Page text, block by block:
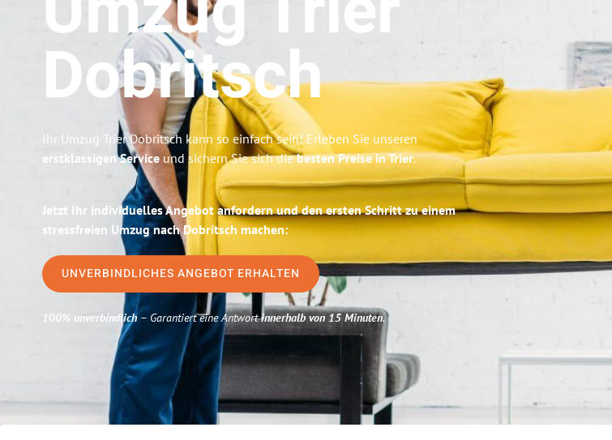
Dobritsch
Ihr Umzug Trier Dobritsch kann so einfach sein! Erleben Sie unseren
erstklassigen Service und sichern Sie sich diebesten Preise in Trier.
Jetzt Ihr individuelles Angebot anfordern und den ersten Schritt zu einem
stressfreien Umzug nach Dobritsch machen:
UNVERBINDLICHES ANGEBOT ERHALTEN
100% unverbindlich– Garantiert eine Antwortinnerhalb von 15 Minuten.